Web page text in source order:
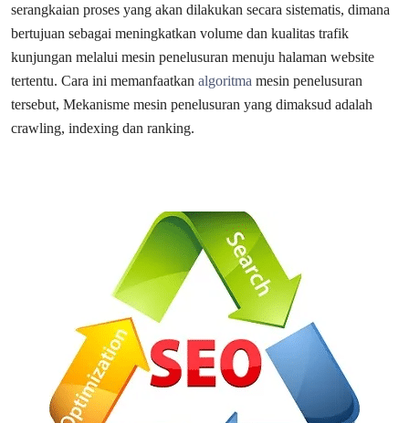
serangkaian proses yang akan dilakukan secara sistematis, dimana
bertujuan sebagai meningkatkan volume dan kualitas trafik
kunjungan melalui mesin penelusuran menuju halaman website
tertentu. Cara ini memanfaatkan algoritma mesin penelusuran
tersebut, Mekanisme mesin penelusuran yang dimaksud adalah
crawling, indexing dan ranking.